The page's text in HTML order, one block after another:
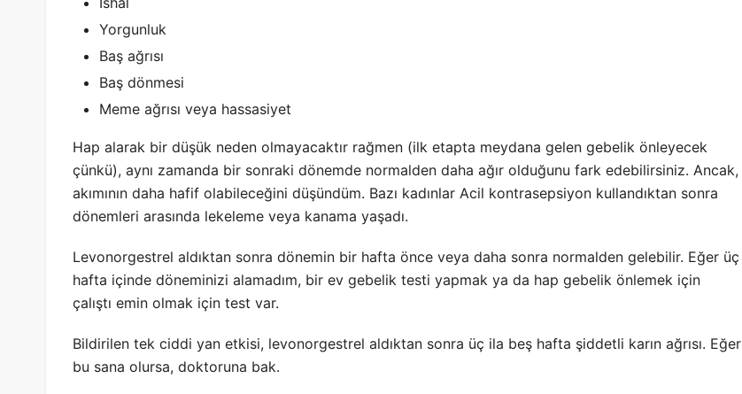
Yorgunluk
Baş ağrısı
Baş dönmesi
Meme ağrısı veya hassasiyet
Hap alarak bir düşük neden olmayacaktır rağmen (ilk etapta meydana gelen gebelik önleyecek
çünkü), aynı zamanda bir sonraki dönemde normalden daha ağır olduğunu fark edebilirsiniz. Ancak,
akımının daha hafif olabileceğini düşündüm. Bazı kadınlar Acil kontrasepsiyon kullandıktan sonra
dönemleri arasında lekeleme veya kanama yaşadı.
Levonorgestrel aldıktan sonra dönemin bir hafta önce veya daha sonra normalden gelebilir. Eğer üç
hafta içinde döneminizi alamadım, bir ev gebelik testi yapmak ya da hap gebelik önlemek için
çalıştı emin olmak için test var.
Bildirilen tek ciddi yan etkisi, levonorgestrel aldıktan sonra üç ila beş hafta şiddetli karın ağrısı. Eğer
bu sana olursa, doktoruna bak.